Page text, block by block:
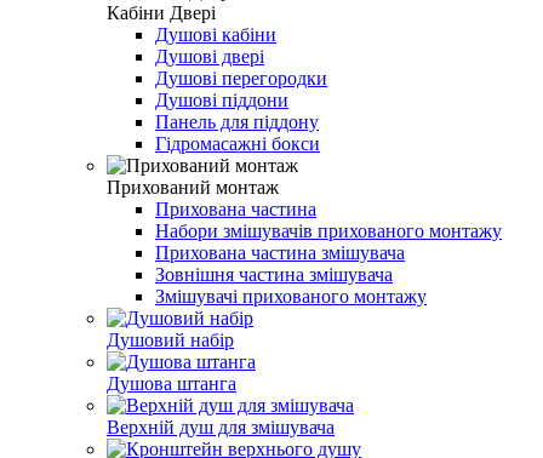
Кабіни Двері
Душові кабіни
Душові двері
Душові перегородки
Душові піддони
Панель для піддону
Гідромасажні бокси
Прихований монтаж
Прихована частина
Набори змішувачів прихованого монтажу
Прихована частина змішувача
Зовнішня частина змішувача
Змішувачі прихованого монтажу
Душовий набір
Душова штанга
Верхній душ для змішувача